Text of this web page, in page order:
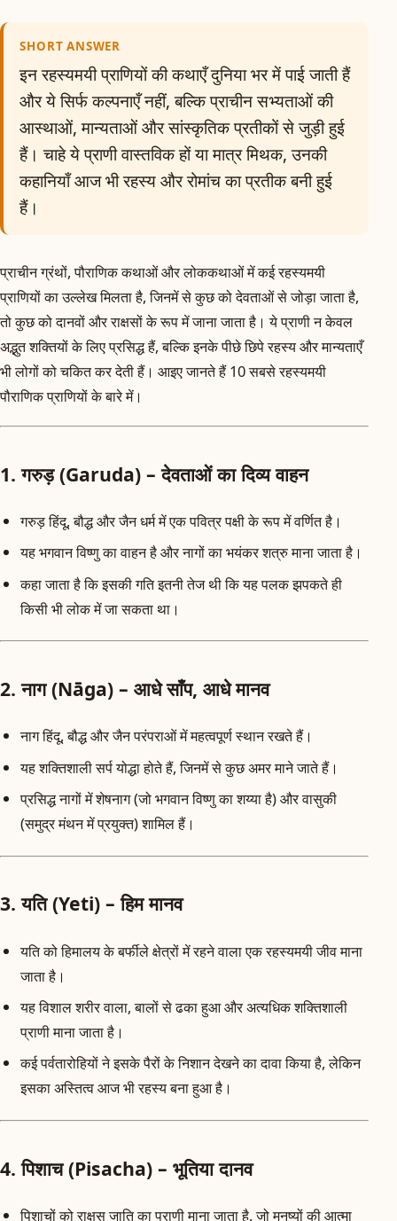
SHORT ANSWER
इन रहस्यमयी प्राणियों की कथाएँ दुनिया भर में पाई जाती हैं
और ये सिर्फ कल्पनाएँ नहीं, बल्कि प्राचीन सभ्यताओं की
आस्थाओं, मान्यताओं और सांस्कृतिक प्रतीकों से जुड़ी हुई
हैं। चाहे ये प्राणी वास्तविक हों या मात्र मिथक, उनकी
कहानियाँ आज भी रहस्य और रोमांच का प्रतीक बनी हुई
हैं।
प्राचीन ग्रंथों, पौराणिक कथाओं और लोककथाओं में कई रहस्यमयी
प्राणियों का उल्लेख मिलता है, जिनमें से कुछ को देवताओं से जोड़ा जाता है,
तो कुछ को दानवों और राक्षसों के रूप में जाना जाता है। ये प्राणी न केवल
अद्भुत शक्तियों के लिए प्रसिद्ध हैं, बल्कि इनके पीछे छिपे रहस्य और मान्यताएँ
भी लोगों को चकित कर देती हैं। आइए जानते हैं 10 सबसे रहस्यमयी
पौराणिक प्राणियों के बारे में।
1. गरुड़ (Garuda) – देवताओं का दिव्य वाहन
गरुड़ हिंदू, बौद्ध और जैन धर्म में एक पवित्र पक्षी के रूप में वर्णित है।
यह भगवान विष्णु का वाहन है और नागों का भयंकर शत्रु माना जाता है।
कहा जाता है कि इसकी गति इतनी तेज थी कि यह पलक झपकते ही
किसी भी लोक में जा सकता था।
2. नाग (Nāga) – आधे साँप, आधे मानव
नाग हिंदू, बौद्ध और जैन परंपराओं में महत्वपूर्ण स्थान रखते हैं।
यह शक्तिशाली सर्प योद्धा होते हैं, जिनमें से कुछ अमर माने जाते हैं।
प्रसिद्ध नागों में शेषनाग (जो भगवान विष्णु का शय्या है) और वासुकी
(समुद्र मंथन में प्रयुक्त) शामिल हैं।
3. यति (Yeti) – हिम मानव
यति को हिमालय के बर्फीले क्षेत्रों में रहने वाला एक रहस्यमयी जीव माना
जाता है।
यह विशाल शरीर वाला, बालों से ढका हुआ और अत्यधिक शक्तिशाली
प्राणी माना जाता है।
कई पर्वतारोहियों ने इसके पैरों के निशान देखने का दावा किया है, लेकिन
इसका अस्तित्व आज भी रहस्य बना हुआ है।
4. पिशाच (Pisacha) – भूतिया दानव
पिशाचों को राक्षस जाति का प्राणी माना जाता है, जो मनुष्यों की आत्मा